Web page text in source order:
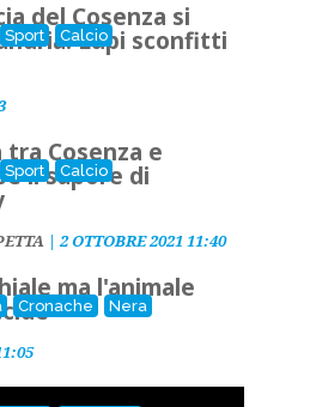
Sport Calcio
del Cosenza si
Lupi sconfitti
Sport Calcio
Cosenza e
il sapore di
| 2 OTTOBRE 2021 11:40
Cronache Nera
ma l'animale